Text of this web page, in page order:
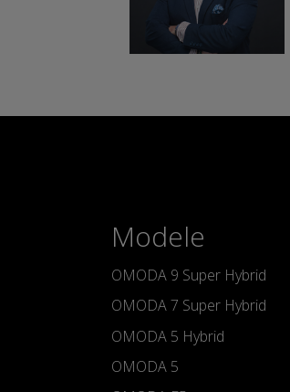
Modele
OMODA 9 Super Hybrid
OMODA 7 Super Hybrid
OMODA 5 Hybrid
OMODA 5